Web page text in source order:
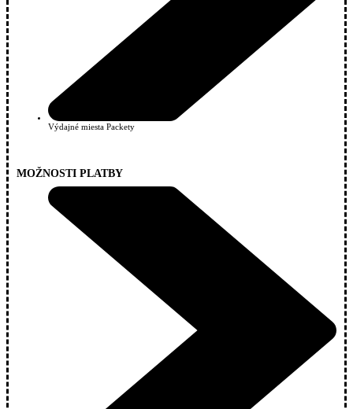
Výdajné miesta Packety
MOŽNOSTI PLATBY